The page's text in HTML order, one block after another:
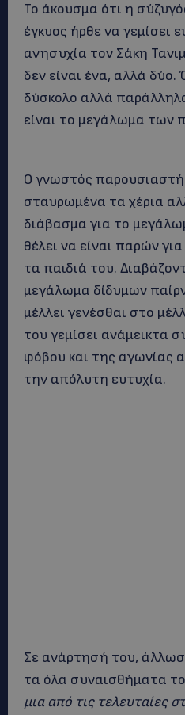
Το άκουσμα ότι η
έγκυος ήρθε να γεμίσει
ανησυχία τον Σάκη
δεν είναι ένα, αλλά
δύσκολο αλλά
είναι το μεγάλωμα των
Ο γνωστός
σταυρωμένα τα χέρια
διάβασμα για το
θέλει να είναι παρών
τα παιδιά του.
μεγάλωμα δίδυμων
μέλλει γενέσθαι στο
του γεμίσει ανάμεικτα
φόβου και της αγωνίας
την απόλυτη ευτυχία.
Σε ανάρτησή του,
τα όλα συναισθήματα
μια από τις τελευταίες